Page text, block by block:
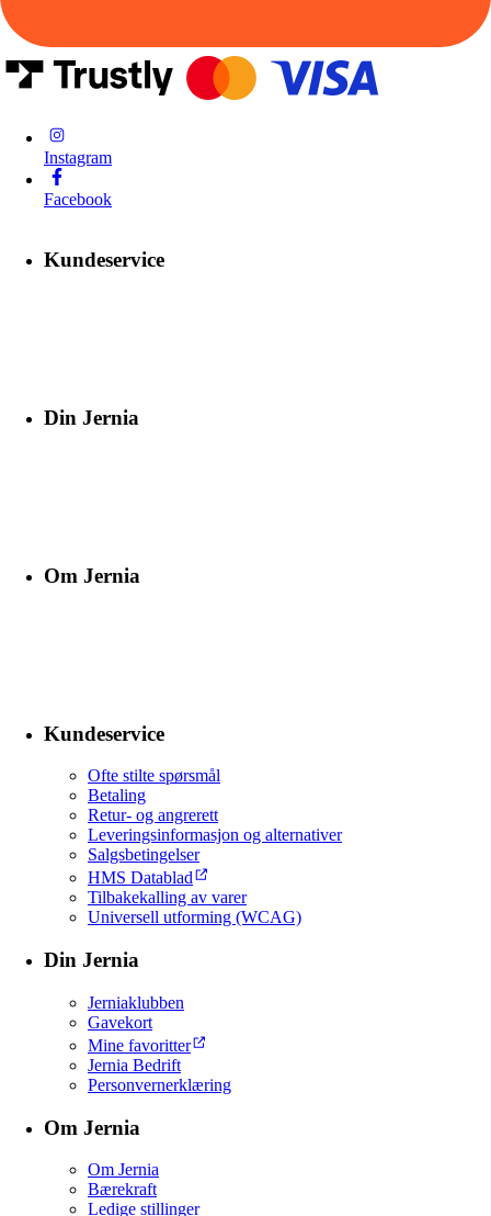
Instagram
Facebook
Kundeservice
Din Jernia
Om Jernia
Kundeservice
Ofte stilte spørsmål
Betaling
Retur- og angrerett
Leveringsinformasjon og alternativer
Salgsbetingelser
HMS Datablad
Tilbakekalling av varer
Universell utforming (WCAG)
Din Jernia
Jerniaklubben
Gavekort
Mine favoritter
Jernia Bedrift
Personvernerklæring
Om Jernia
Om Jernia
Bærekraft
Ledige stillinger